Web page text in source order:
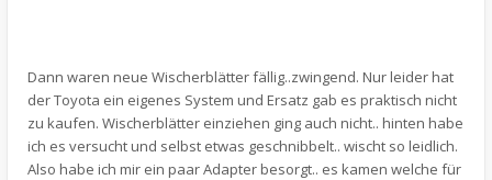
Dann waren neue Wischerblätter fällig..zwingend. Nur leider hat
der Toyota ein eigenes System und Ersatz gab es praktisch nicht
zu kaufen. Wischerblätter einziehen ging auch nicht.. hinten habe
ich es versucht und selbst etwas geschnibbelt.. wischt so leidlich.
Also habe ich mir ein paar Adapter besorgt.. es kamen welche für